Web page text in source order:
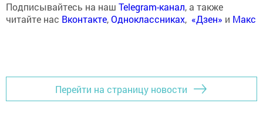
Подписывайтесь на наш Telegram-канал, а также
читайте нас Вконтакте,Одноклассниках, «Дзен» и Макс
Перейти на страницу новости